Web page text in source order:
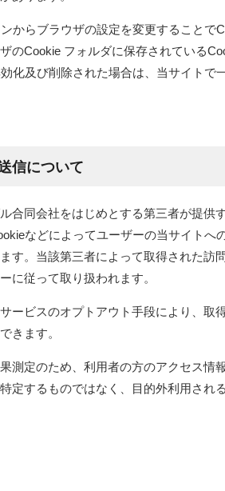
からブラウザの設定を変更することで
のCookie フォルダに保存されている
化及び削除された場合は、当サイトで
信について
合同会社をはじめとする第三者が提供
などによってユーザーの当サイトへ
す。当該第三者によって取得された訪
に従って取り扱われます。
ービスのオプトアウト手段により、取
きます。
測定のため、利用者の方のアクセス情
定するものではなく、目的外利用され